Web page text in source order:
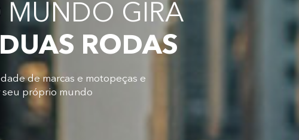
MUNDO GIRA
DUAS RODAS
de marcas e motopeças e
seu próprio mundo